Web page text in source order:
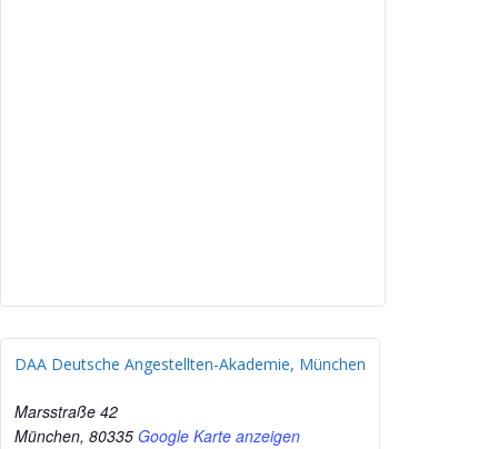
DAA Deutsche Angestellten-Akademie, München
Marsstraße 42
München, 80335 Google Karte anzeigen